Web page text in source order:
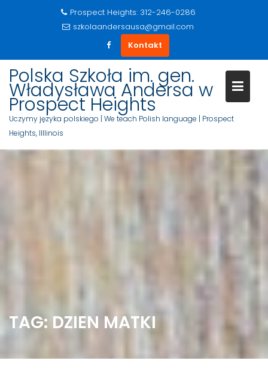
c
Prospect Heights: 312-246-0286
szkolaandersausa@gmail.com
Kontakt
Polska Szkoła im. gen.
Władysława Andersa w
Prospect Heights
Uczymy języka polskiego | We teach Polish language | Prospect
Heights, Illlinois
TAG: DZIEN MATKI